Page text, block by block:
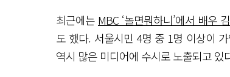
최근에는 MBC ‘놀면뭐하니’에서 배우
도 했다. 서울시민 4명 중 1명 이상이
역시 많은 미디어에 수시로 노출되고 있